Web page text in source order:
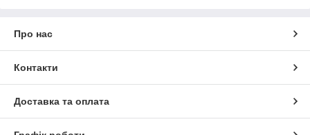
Про нас
Контакти
Доставка та оплата